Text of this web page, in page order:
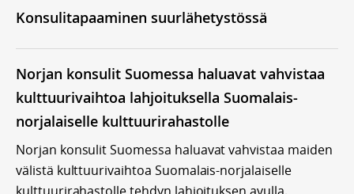
Konsulitapaaminen suurlähetystössä
Norjan konsulit Suomessa haluavat vahvistaa
kulttuurivaihtoa lahjoituksella Suomalais-
norjalaiselle kulttuurirahastolle
Norjan konsulit Suomessa haluavat vahvistaa maiden
välistä kulttuurivaihtoa Suomalais-norjalaiselle